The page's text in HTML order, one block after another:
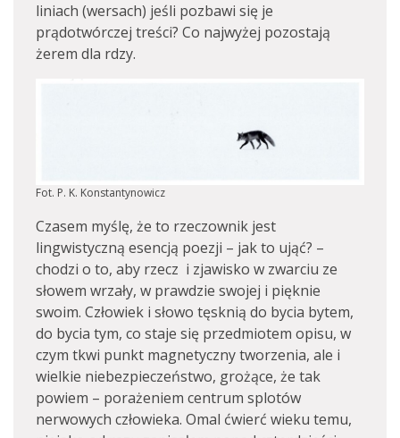
liniach (wersach) jeśli pozbawi się je
prądotwórczej treści? Co najwyżej pozostają
żerem dla rdzy.
Fot. P. K. Konstantynowicz
Czasem myślę, że to rzeczownik jest
lingwistyczną esencją poezji – jak to ująć? –
chodzi o to, aby rzecz i zjawisko w zwarciu ze
słowem wrzały, w prawdzie swojej i pięknie
swoim. Człowiek i słowo tęsknią do bycia bytem,
do bycia tym, co staje się przedmiotem opisu, w
czym tkwi punkt magnetyczny tworzenia, ale i
wielkie niebezpieczeństwo, grożące, że tak
powiem – porażeniem centrum splotów
nerwowych człowieka. Omal ćwierć wieku temu,